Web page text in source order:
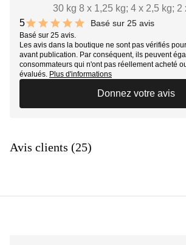
30 kg 8 x 1,25 kg; 4 x 2,5 kg; 2
5
10 out of 10 stars
Basé sur 25 avis
Basé sur 25 avis.
Les avis dans la boutique ne sont pas vérifiés
avant publication. Par conséquent, ils peuvent
consommateurs qui n'ont pas réellement acheté
évalués. Plus d'informations
Donnez votre avis
Avis clients (25)